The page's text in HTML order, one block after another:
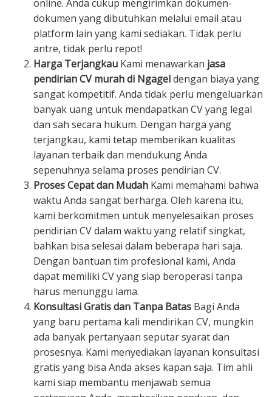
online. Anda cukup mengirimkan dokumen-
dokumen yang dibutuhkan melalui email atau
platform lain yang kami sediakan. Tidak perlu
antre, tidak perlu repot!
Harga Terjangkau Kami menawarkan jasa
pendirian CV murah di Ngageldengan biaya yang
sangat kompetitif. Anda tidak perlu mengeluarkan
banyak uang untuk mendapatkan CV yang legal
dan sah secara hukum. Dengan harga yang
terjangkau, kami tetap memberikan kualitas
layanan terbaik dan mendukung Anda
sepenuhnya selama proses pendirian CV.
Proses Cepat dan Mudah Kami memahami bahwa
waktu Anda sangat berharga. Oleh karena itu,
kami berkomitmen untuk menyelesaikan proses
pendirian CV dalam waktu yang relatif singkat,
bahkan bisa selesai dalam beberapa hari saja.
Dengan bantuan tim profesional kami, Anda
dapat memiliki CV yang siap beroperasi tanpa
harus menunggu lama.
Konsultasi Gratis dan Tanpa Batas Bagi Anda
yang baru pertama kali mendirikan CV, mungkin
ada banyak pertanyaan seputar syarat dan
prosesnya. Kami menyediakan layanan konsultasi
gratis yang bisa Anda akses kapan saja. Tim ahli
kami siap membantu menjawab semua